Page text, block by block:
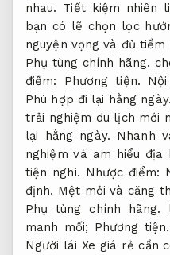
nhau. Tiết kiệm nhiên
bạn có lẽ chọn lọc
nguyện vọng và đủ tiềm
Phụ tùng chính hãng.
điểm: Phương tiện.
Phù hợp đi lại hằng ngày.
trải nghiệm du lịch mới
lại hằng ngày. Nhanh
nghiệm và am hiểu địa
tiện nghi. Nhược điểm:
định. Mệt mỏi và căng
Phụ tùng chính hãng.
manh mối; Phương tiện.
Người lái Xe giá rẻ cần